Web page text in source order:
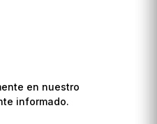
en nuestro
informado.